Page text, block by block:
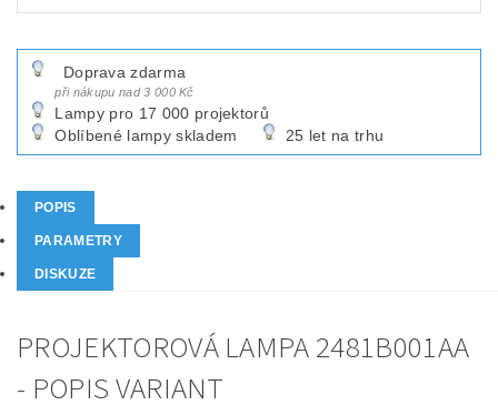
Doprava zdarma
při nákupu nad 3 000 Kč
Lampy pro 17 000 projektorů
Oblíbené lampy skladem
25 let na trhu
POPIS
PARAMETRY
DISKUZE
PROJEKTOROVÁ LAMPA 2481B001AA
- POPIS VARIANT